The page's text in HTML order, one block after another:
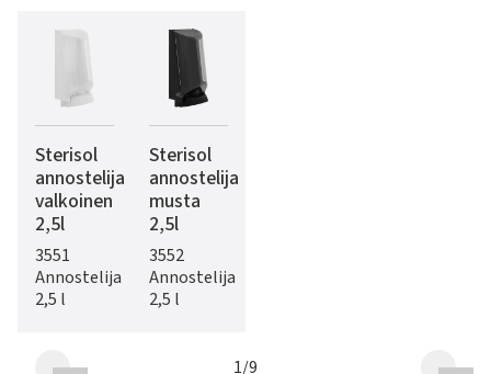
Sterisol
annostelija
valkoinen
2,5l
3551
Annostelija
2,5 l
Sterisol
annostelija
musta
2,5l
3552
Annostelija
2,5 l
1/9